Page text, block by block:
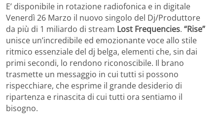
E’ disponibile in rotazione radiofonica e in digitale
Venerdì 26 Marzo il nuovo singolo del Dj/Produttore
da più di 1 miliardo di stream Lost Frequencies. “Rise”
unisce un’incredibile ed emozionante voce allo stile
ritmico essenziale del dj belga, elementi che, sin dai
primi secondi, lo rendono riconoscibile. Il brano
trasmette un messaggio in cui tutti si possono
rispecchiare, che esprime il grande desiderio di
ripartenza e rinascita di cui tutti ora sentiamo il
bisogno.